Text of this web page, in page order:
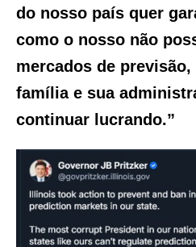
do nosso país quer
como o nosso não
mercados de previsão,
família e sua
continuar lucrando.”